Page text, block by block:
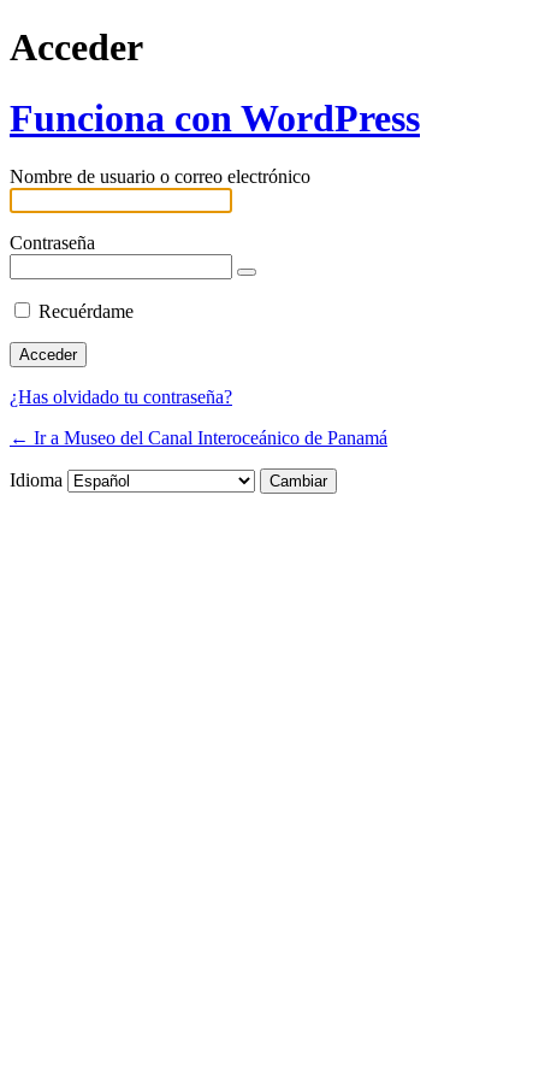
Acceder
Funciona con WordPress
Nombre de usuario o correo electrónico
Contraseña
Recuérdame
¿Has olvidado tu contraseña?
← Ir a Museo del Canal Interoceánico de Panamá
Idioma